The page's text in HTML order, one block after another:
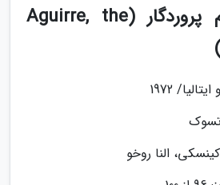
7. آگیره، خشم پروردگار (Aguirre, the
1972
النا روخو